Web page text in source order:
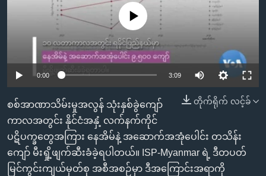
ကျော်
ကြည့်
ရန်
ရှာဖွေ
ရန်
နေရာ
ရုပ်ရှင်ထဲက အင်္ဂလိပ်စာ
သုတပဒေသာ အင်္ဂလိပ်စာ
ရေဒီယို/တီဗွီအစီအစဉ်
Learning English
ဗွီအိုအေ လူမှုကွန်ယက်များ
ဘာသာစကားများ
No media source currently available
0:00 3:09
တိုက်ရိုက် လင့်ခ်
စစ်အာဏာသိမ်းမှုအလွန် သုံးနှစ်ခွဲကျော်
ကာလအတွင်း နိုင်ငံအနှံ့ လက်နက်ကိုင်
ပဋိပက္ခတွေအကြား နေအိမ်နဲ့ အဆောက်အအုံပေါင်း တသိန်း
ကျော် မီးရှို့ဖျက်ဆီးခံခဲ့ရပါတယ်။ ISP-Myanmar ရဲ့ ဒီတပတ်
မြင်ကွင်းကျယ်မှတ်စု အစီအစဉ်မှာ ဒီအကြောင်းအရာကို